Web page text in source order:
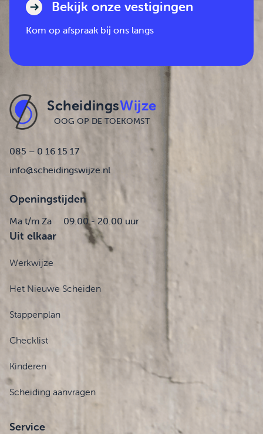
Bekijk onze vestigingen
Kom op afspraak bij ons langs
ScheidingsWijze
OOG OP DE TOEKOMST
085 – 0 16 15 17
info@scheidingswijze.nl
Openingstijden
Ma t/m Za 09.00 - 20.00 uur
Uit elkaar
Werkwijze
Het Nieuwe Scheiden
Stappenplan
Checklist
Kinderen
Scheiding aanvragen
Service